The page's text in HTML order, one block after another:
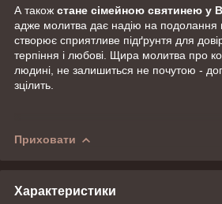
А також стане сімейною святинею у
адже молитва дає надію на подолання
створює сприятливе підґрунтя для
терпіння і любові. Щира молитва про
людині, не залишиться не почутою -
зцілить.
Приховати
Характеристики